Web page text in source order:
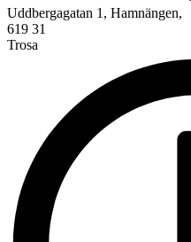
Uddbergagatan 1, Hamnängen,
619 31
Trosa